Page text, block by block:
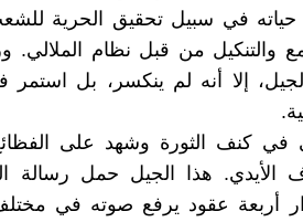
في سبيل تحقيق الحرية للشعب
والتنكيل من قبل نظام الملالي.
إلا أنه لم ينكسر، بل استمر
في كنف الثورة وشهد على
الأيدي. هذا الجيل حمل رسالة
أربعة عقود يرفع صوته في مختلف